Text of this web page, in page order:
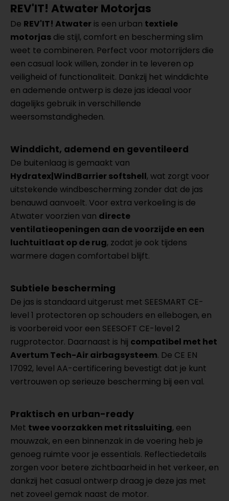
REV'IT! Atwater Motorjas
De REV'IT! Atwater is een urban textiele
motorjas die stijl, comfort en bescherming slim
weet te combineren. Perfect voor motorrijders die
een casual look willen, zonder in te leveren op
veiligheid of functionaliteit. Dankzij het winddichte
en ademende ontwerp is deze jas ideaal voor
dagelijks gebruik in verschillende
weersomstandigheden.
Winddicht, ademend en geventileerd
De buitenlaag is gemaakt van
Hydratex|WindBarrier softshell, wat zorgt voor
uitstekende windbescherming zonder dat de jas
benauwd aanvoelt. Voor extra verkoeling is de
Atwater voorzien van directe
ventilatieopeningen aan de voorzijde en een
luchtuitlaat op de rug, zodat je ook tijdens
warmere dagen comfortabel blijft.
Subtiele bescherming
De jas is standaard uitgerust met SEESMART CE-
level 1 protectoren op schouders en ellebogen, en
is voorbereid voor een SEESOFT CE-level 2
rugprotector. Daarnaast is hij compatibel met het
Avertum Tech-Air airbagsysteem. De CE EN
17092, level AA-certificering bevestigt dat je kunt
vertrouwen op serieuze bescherming bij een val.
Praktisch en urban-ready
Met twee voorzakken met ritssluiting, een
mouwzak, en een binnenzak in de voering heb je
genoeg ruimte voor je essentials. Reflectiedetails
zorgen voor betere zichtbaarheid in het verkeer, en
dankzij het casual ontwerp draag je deze jas met
net zoveel gemak naast de motor.